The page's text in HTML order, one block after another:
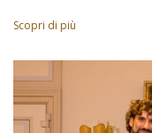
Scopri di più